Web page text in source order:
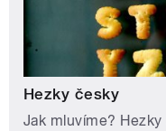
Hezky česky
Jak mluvíme?